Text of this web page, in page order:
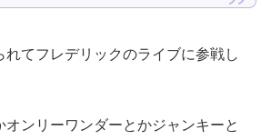
れてフレデリックのライブに参戦し
オンリーワンダーとかジャンキーと